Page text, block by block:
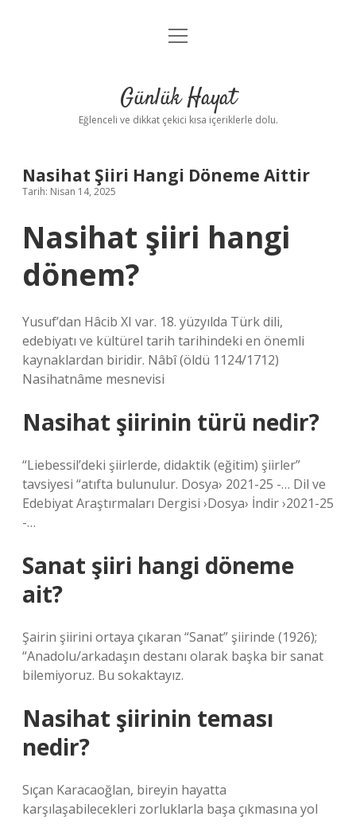
Anasayfa
Yasal Uyarı
menüyü
Günlük Hayat
Eğlenceli ve dikkat çekici kısa içeriklerle dolu.
Nasihat Şiiri Hangi Döneme Aittir
Tarih: Nisan 14, 2025
Nasihat şiiri hangi
dönem?
Yusuf’dan Hâcib XI var. 18. yüzyılda Türk dili,
edebiyatı ve kültürel tarih tarihindeki en önemli
kaynaklardan biridir. Nâbî (öldü 1124/1712)
Nasihatnâme mesnevisi
Nasihat şiirinin türü nedir?
“Liebessil’deki şiirlerde, didaktik (eğitim) şiirler”
tavsiyesi “atıfta bulunulur. Dosya› 2021-25 -… Dil ve
Edebiyat Araştırmaları Dergisi ›Dosya› İndir ›2021-25
-…
Sanat şiiri hangi döneme
ait?
Şairin şiirini ortaya çıkaran “Sanat” şiirinde (1926);
“Anadolu/arkadaşın destanı olarak başka bir sanat
bilemiyoruz. Bu sokaktayız.
Nasihat şiirinin teması
nedir?
Sıçan Karacaoğlan, bireyin hayatta
karşılaşabilecekleri zorluklarla başa çıkmasına yol